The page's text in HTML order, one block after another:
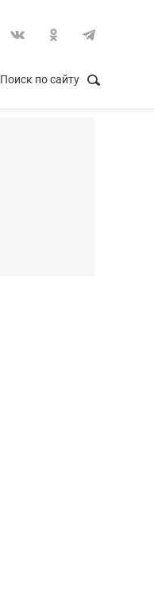
Поиск по сайту